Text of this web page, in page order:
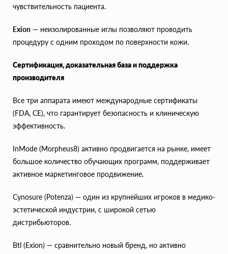
чувствительность пациента.
Exion — неизолированные иглы позволяют проводить
процедуру с одним проходом по поверхности кожи.
Сертификация, доказательная база и поддержка
производителя
Все три аппарата имеют международные сертификаты
(FDA, CE), что гарантирует безопасность и клиническую
эффективность.
InMode (Morpheus8) активно продвигается на рынке, имеет
большое количество обучающих программ, поддерживает
активное маркетинговое продвижение.
Cynosure (Potenza) — один из крупнейших игроков в медико-
эстетической индустрии, с широкой сетью
дистрибьюторов.
Btl (Exion) — сравнительно новый бренд, но активно